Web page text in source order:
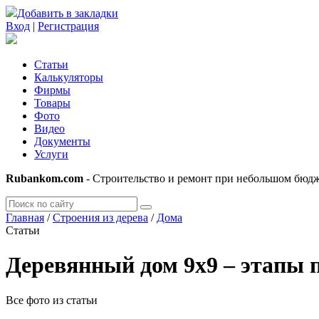
Добавить в закладки
Вход | Регистрация
Статьи
Калькуляторы
Фирмы
Товары
Фото
Видео
Документы
Услуги
Rubankom.com - Строительство и ремонт при небольшом
Главная /Строения из дерева / Дома
Статьи
Деревянный дом 9х9 – этапы
Все фото из статьи